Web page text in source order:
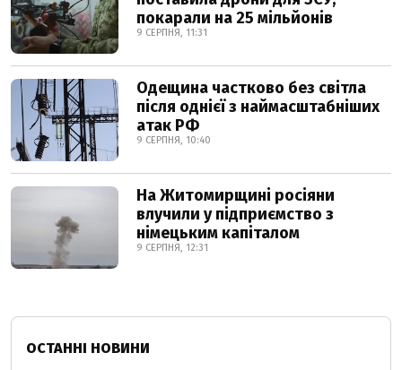
покарали на 25 мільйонів
9 СЕРПНЯ, 11:31
Одещина частково без світла
після однієї з наймасштабніших
атак РФ
9 СЕРПНЯ, 10:40
На Житомирщині росіяни
влучили у підприємство з
німецьким капіталом
9 СЕРПНЯ, 12:31
ОСТАННІ НОВИНИ